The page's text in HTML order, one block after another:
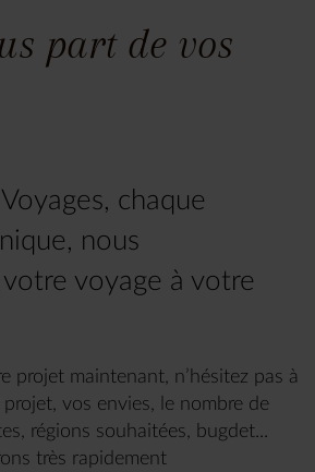
part de vos
chaque
nous
voyage à votre
projet maintenant, n’hésitez pas à
vos envies, le nombre de
régions souhaitées, bugdet...
très rapidement